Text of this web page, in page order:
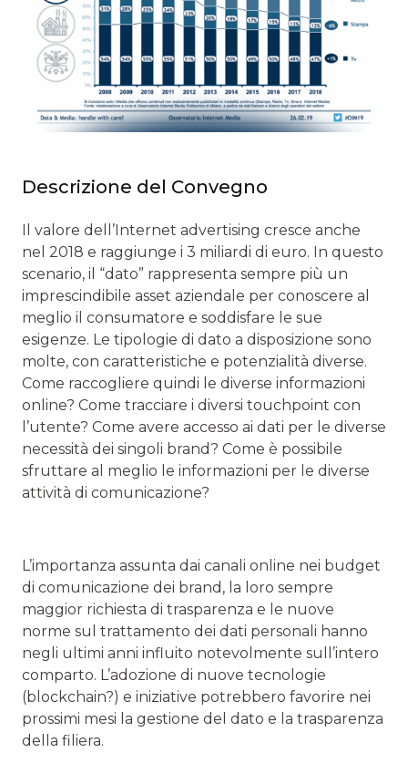
Descrizione del Convegno
Il valore dell’Internet advertising cresce anche
nel 2018 e raggiunge i 3 miliardi di euro. In questo
scenario, il “dato” rappresenta sempre più un
imprescindibile asset aziendale per conoscere al
meglio il consumatore e soddisfare le sue
esigenze. Le tipologie di dato a disposizione sono
molte, con caratteristiche e potenzialità diverse.
Come raccogliere quindi le diverse informazioni
online? Come tracciare i diversi touchpoint con
l’utente? Come avere accesso ai dati per le diverse
necessità dei singoli brand? Come è possibile
sfruttare al meglio le informazioni per le diverse
attività di comunicazione?
L’importanza assunta dai canali online nei budget
di comunicazione dei brand, la loro sempre
maggior richiesta di trasparenza e le nuove
norme sul trattamento dei dati personali hanno
negli ultimi anni influito notevolmente sull’intero
comparto. L’adozione di nuove tecnologie
(blockchain?) e iniziative potrebbero favorire nei
prossimi mesi la gestione del dato e la trasparenza
della filiera.